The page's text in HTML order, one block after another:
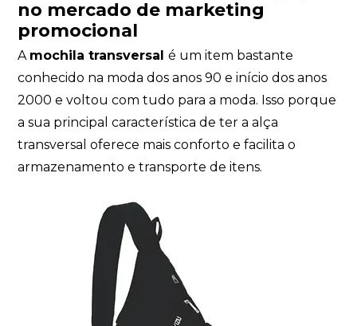
no mercado de marketing
promocional
A mochila transversalé um item bastante
conhecido na moda dos anos 90 e início dos anos
2000 e voltou com tudo para a moda. Isso porque
a sua principal característica de ter a alça
transversal oferece mais conforto e facilita o
armazenamento e transporte de itens.